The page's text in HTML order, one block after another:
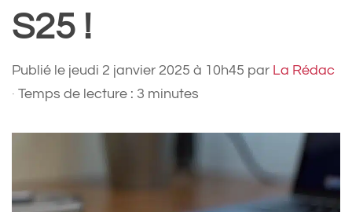
S25 !
Publié le jeudi 2 janvier 2025 à 10h45 par La Rédac
· Temps de lecture : 3 minutes